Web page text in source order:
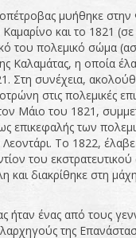
μυήθηκε στην
και το 1821 (σε
του πολεμικό σώμα
Καλαμάτας, η οποία
Στη συνέχεια,
στις πολεμικές
Μάιο του 1821,
επικεφαλής των
Το 1822, έλαβε
του
και διακρίθηκε στη
ένας από τους
της